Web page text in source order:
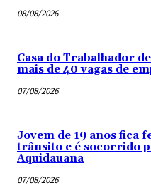
08/08/2026
Casa do Trabalhador
mais de 40 vagas de
07/08/2026
Jovem de 19 anos fica
trânsito e é socorrido
Aquidauana
07/08/2026